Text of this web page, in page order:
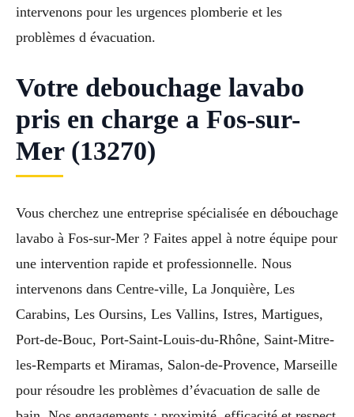
intervenons pour les urgences plomberie et les
problèmes d évacuation.
Votre debouchage lavabo
pris en charge a Fos-sur-
Mer (13270)
Vous cherchez une entreprise spécialisée en débouchage
lavabo à Fos-sur-Mer ? Faites appel à notre équipe pour
une intervention rapide et professionnelle. Nous
intervenons dans Centre-ville, La Jonquière, Les
Carabins, Les Oursins, Les Vallins, Istres, Martigues,
Port-de-Bouc, Port-Saint-Louis-du-Rhône, Saint-Mitre-
les-Remparts et Miramas, Salon-de-Provence, Marseille
pour résoudre les problèmes d’évacuation de salle de